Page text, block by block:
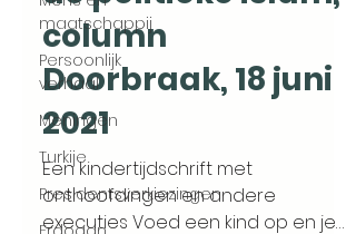
maatschappij
Persoonlijk
verhaal
Meningen
Turkije
Presidentsverkiezingen
column
Doorbraak, 18 juni
2021
Een kindertijdschrift met
onthoofdingen en andere
executies Voed een kind op en je